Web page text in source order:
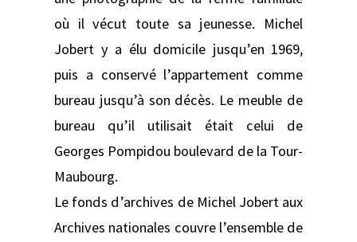
où il vécut toute sa jeunesse. Michel
Jobert y a élu domicile jusqu’en 1969,
puis a conservé l’appartement comme
bureau jusqu’à son décès. Le meuble de
bureau qu’il utilisait était celui de
Georges Pompidou boulevard de la Tour-
Maubourg.
Le fonds d’archives de Michel Jobert aux
Archives nationales couvre l’ensemble de